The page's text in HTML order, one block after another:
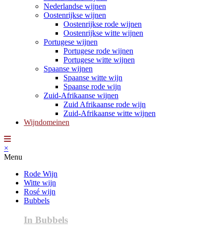
Nederlandse wijnen
Oostenrijkse wijnen
Oostenrijkse rode wijnen
Oostenrijkse witte wijnen
Portugese wijnen
Portugese rode wijnen
Portugese witte wijnen
Spaanse wijnen
Spaanse witte wijn
Spaanse rode wijn
Zuid-Afrikaanse wijnen
Zuid Afrikaanse rode wijn
Zuid-Afrikaanse witte wijnen
Wijndomeinen
×
Menu
Rode Wijn
Witte wijn
Rosé wijn
Bubbels
In Bubbels